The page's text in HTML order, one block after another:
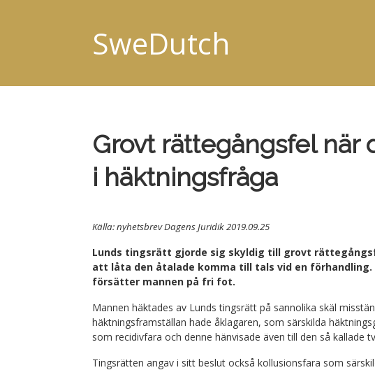
SweDutch
Grovt rättegångsfel när
i häktningsfråga
Källa: nyhetsbrev Dagens Juridik 2019.09.25
Lunds tingsrätt gjorde sig skyldig till grovt
att låta den åtalade komma till tals vid en förhandling.
försätter mannen på fri fot.
Mannen häktades av Lunds tingsrätt på sannolika skäl
häktningsframställan hade åklagaren, som särskilda
som recidivfara och denne hänvisade även till den så kallade
Tingsrätten angav i sitt beslut också kollusionsfara som